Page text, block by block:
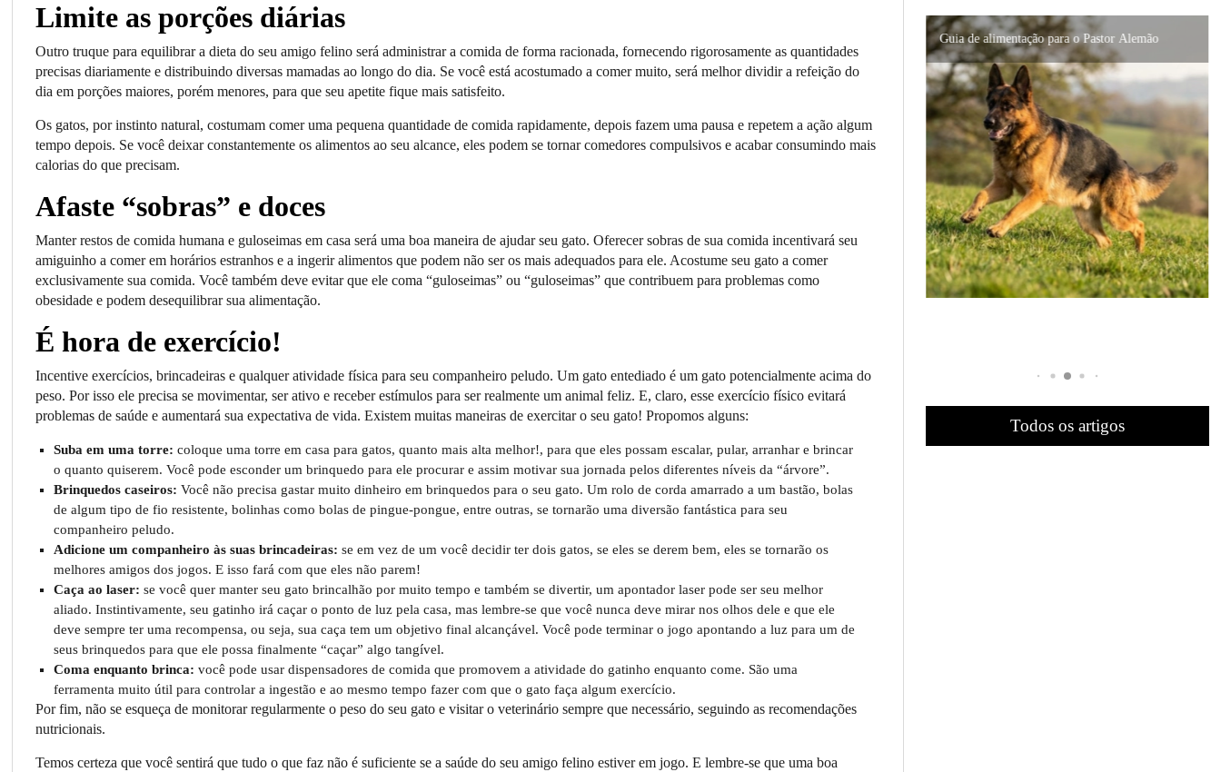
Limite as porções diárias
Outro truque para equilibrar a dieta do seu amigo felino será administrar a comida de forma racionada, fornecendo rigorosamente as quantidades
precisas diariamente e distribuindo diversas mamadas ao longo do dia. Se você está acostumado a comer muito, será melhor dividir a refeição do
dia em porções maiores, porém menores, para que seu apetite fique mais satisfeito.
Os gatos, por instinto natural, costumam comer uma pequena quantidade de comida rapidamente, depois fazem uma pausa e repetem a ação algum
tempo depois. Se você deixar constantemente os alimentos ao seu alcance, eles podem se tornar comedores compulsivos e acabar consumindo mais
calorias do que precisam.
Afaste “sobras” e doces
Manter restos de comida humana e guloseimas em casa será uma boa maneira de ajudar seu gato. Oferecer sobras de sua comida incentivará seu
amiguinho a comer em horários estranhos e a ingerir alimentos que podem não ser os mais adequados para ele. Acostume seu gato a comer
exclusivamente sua comida. Você também deve evitar que ele coma “guloseimas” ou “guloseimas” que contribuem para problemas como
obesidade e podem desequilibrar sua alimentação.
É hora de exercício!
Incentive exercícios, brincadeiras e qualquer atividade física para seu companheiro peludo. Um gato entediado é um gato potencialmente acima do
peso. Por isso ele precisa se movimentar, ser ativo e receber estímulos para ser realmente um animal feliz. E, claro, esse exercício físico evitará
problemas de saúde e aumentará sua expectativa de vida. Existem muitas maneiras de exercitar o seu gato! Propomos alguns:
Suba em uma torre: coloque uma torre em casa para gatos, quanto mais alta melhor!, para que eles possam escalar, pular, arranhar e brincar
o quanto quiserem. Você pode esconder um brinquedo para ele procurar e assim motivar sua jornada pelos diferentes níveis da “árvore”.
Brinquedos caseiros: Você não precisa gastar muito dinheiro em brinquedos para o seu gato. Um rolo de corda amarrado a um bastão, bolas
de algum tipo de fio resistente, bolinhas como bolas de pingue-pongue, entre outras, se tornarão uma diversão fantástica para seu
companheiro peludo.
Adicione um companheiro às suas brincadeiras: se em vez de um você decidir ter dois gatos, se eles se derem bem, eles se tornarão os
melhores amigos dos jogos. E isso fará com que eles não parem!
Caça ao laser: se você quer manter seu gato brincalhão por muito tempo e também se divertir, um apontador laser pode ser seu melhor
aliado. Instintivamente, seu gatinho irá caçar o ponto de luz pela casa, mas lembre-se que você nunca deve mirar nos olhos dele e que ele
deve sempre ter uma recompensa, ou seja, sua caça tem um objetivo final alcançável. Você pode terminar o jogo apontando a luz para um de
seus brinquedos para que ele possa finalmente “caçar” algo tangível.
Coma enquanto brinca: você pode usar dispensadores de comida que promovem a atividade do gatinho enquanto come. São uma
ferramenta muito útil para controlar a ingestão e ao mesmo tempo fazer com que o gato faça algum exercício.
Por fim, não se esqueça de monitorar regularmente o peso do seu gato e visitar o veterinário sempre que necessário, seguindo as recomendações
nutricionais.
Temos certeza que você sentirá que tudo o que faz não é suficiente se a saúde do seu amigo felino estiver em jogo. E lembre-se que uma boa
Nutrição de alta qualidade para gatos persas:
como prevenir problemas
Guia de alimentação para o Pastor Alemão Importância da formulação precisa em distúrbios
digestivos
Suporte urinário e renal em gatos: um guia
completo para cuidar do seu felino.
Todos os artigos